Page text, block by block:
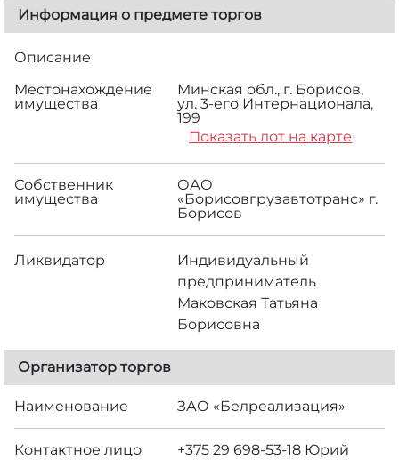
Информация о предмете торгов
Описание
Местонахождение
имущества
Минская обл., г. Борисов,
ул. 3-его Интернационала,
199
Показать лот на карте
Собственник
имущества
ОАО
«Борисовгрузавтотранс» г.
Борисов
Ликвидатор
Индивидуальный
предприниматель
Маковская Татьяна
Борисовна
Организатор торгов
Наименование ЗАО «Белреализация»
Контактное лицо +375 29 698-53-18 Юрий